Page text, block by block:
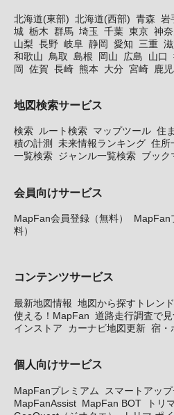
北海道(東部) 北海道(西部) 青森 岩
城 栃木 群馬 埼玉 千葉 東京 神
山梨 長野 岐阜 静岡 愛知 三重
和歌山
鳥取 島根 岡山 広島 山口
岡 佐賀 長崎 熊本 大分 宮崎 鹿
地図検索サービス
検索 ルート検索 マップツール 住
積の計測
未来情報ランキング 住所
一覧検索 ジャンル一覧検索 ブック
会員向けサービス
MapFan会員登録（無料）
MapFan
料）
コンテンツサービス
最新地図情報 地図から探すトレン
使える！MapFan 道路走行調査で
インストア
カーナビ地図更新 宿・
個人向けサービス
MapFanプレミアム
スマートアッ
MapFanAssist MapFan BOT トリ